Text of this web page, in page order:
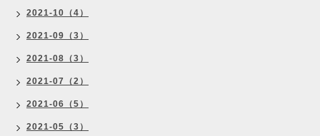
2021-10（4）
2021-09（3）
2021-08（3）
2021-07（2）
2021-06（5）
2021-05（3）